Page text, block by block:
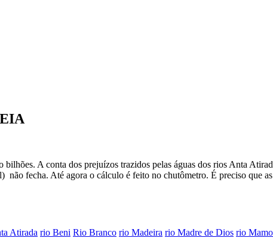
A conta dos prejuízos trazidos pelas águas dos rios Anta
fecha. Até agora o cálculo é feito no chutômetro. É preciso que
Atirada rio Beni Rio Branco rio Madeira rio Madre de Dios rio